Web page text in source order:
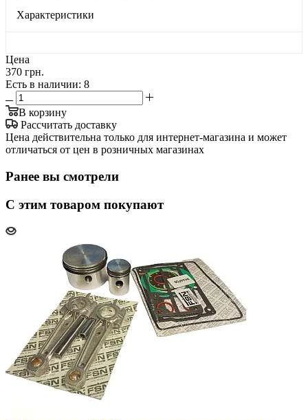
Характеристики
Цена
370 грн.
Есть в наличии: 8
В корзину
Рассчитать доставку
Цена действительна только для интернет-магазина и может
отличаться от цен в розничных магазинах
Ранее вы смотрели
С этим товаром покупают